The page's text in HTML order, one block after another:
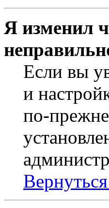
Я изменил
Если вы
и
по-